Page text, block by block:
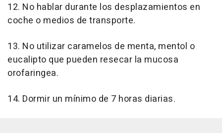
12. No hablar durante los desplazamientos en
coche o medios de transporte.
13. No utilizar caramelos de menta, mentol o
eucalipto que pueden resecar la mucosa
orofaringea.
14. Dormir un mínimo de 7 horas diarias.